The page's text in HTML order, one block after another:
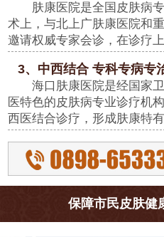
肤康医院是全国皮肤病
术上，与北上广肤康医院和
邀请权威专家会诊，在诊疗上
3、中西结合 专科专病专
海口肤康医院是经国家
医特色的皮肤病专业诊疗机
西医结合诊疗，形成肤康特
保障市民皮肤健